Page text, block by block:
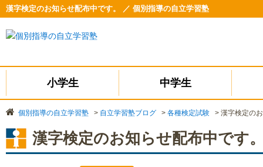
漢字検定のお知らせ配布中です。 ／ 個別指導の自立学習塾
小学生 中学生
個別指導の自立学習塾 > 自立学習塾ブログ > 各種検定試験 > 漢字検定の
漢字検定のお知らせ配布中です